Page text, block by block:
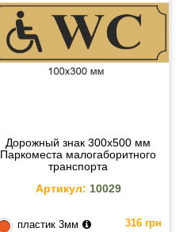
Дорожный знак 300х500 мм
Паркоместа малогаборитного
транспорта
Артикул: 10029
пластик 3мм 316 грн